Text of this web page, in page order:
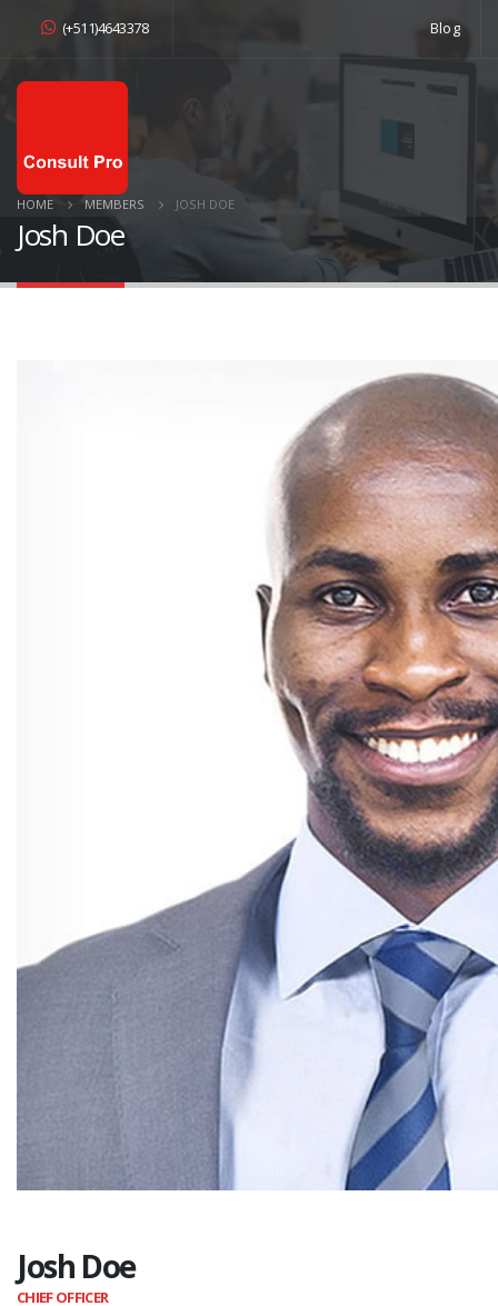
(+511)4643378 Blog
HOME MEMBERS JOSH DOE
Josh Doe
Josh Doe
CHIEF OFFICER